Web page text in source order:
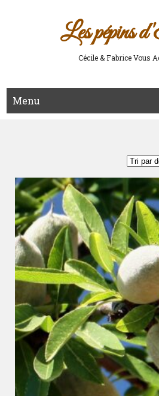
Les pépins
Cécile & Fabrice Vous
Menu